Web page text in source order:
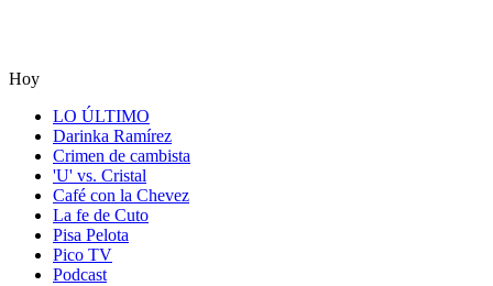
Hoy
LO ÚLTIMO
Darinka Ramírez
Crimen de cambista
'U' vs. Cristal
Café con la Chevez
La fe de Cuto
Pisa Pelota
Pico TV
Podcast